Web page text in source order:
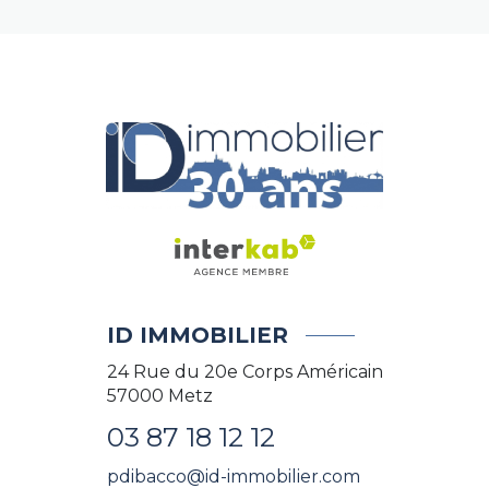
ID IMMOBILIER
24 Rue du 20e Corps Américain
57000 Metz
03 87 18 12 12
pdibacco@id-immobilier.com